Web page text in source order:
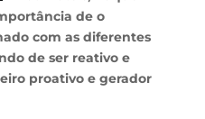
de o
com as diferentes
de ser reativo e
proativo e gerador